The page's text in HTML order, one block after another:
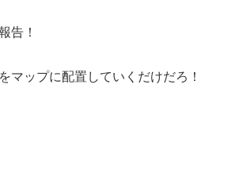
告！
マップに配置していくだけだろ！